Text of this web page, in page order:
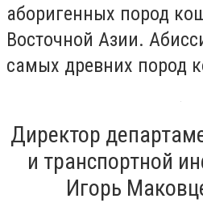
аборигенных пород
Восточной Азии.
самых древних пород
Директор
и транспортной
Игорь